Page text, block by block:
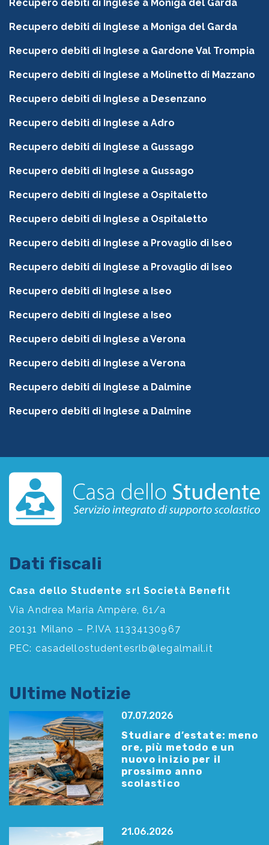
Recupero debiti di Inglese a Moniga del Garda
Recupero debiti di Inglese a Moniga del Garda
Recupero debiti di Inglese a Gardone Val Trompia
Recupero debiti di Inglese a Molinetto di Mazzano
Recupero debiti di Inglese a Desenzano
Recupero debiti di Inglese a Adro
Recupero debiti di Inglese a Gussago
Recupero debiti di Inglese a Gussago
Recupero debiti di Inglese a Ospitaletto
Recupero debiti di Inglese a Ospitaletto
Recupero debiti di Inglese a Provaglio di Iseo
Recupero debiti di Inglese a Provaglio di Iseo
Recupero debiti di Inglese a Iseo
Recupero debiti di Inglese a Iseo
Recupero debiti di Inglese a Verona
Recupero debiti di Inglese a Verona
Recupero debiti di Inglese a Dalmine
Recupero debiti di Inglese a Dalmine
Dati fiscali
Casa dello Studente srl Società Benefit
Via Andrea Maria Ampère, 61/a
20131 Milano – P.IVA 11334130967
PEC: casadellostudentesrlb@legalmail.it
Ultime Notizie
07.07.2026
Studiare d’estate: meno
ore, più metodo e un
nuovo inizio per il
prossimo anno
scolastico
21.06.2026